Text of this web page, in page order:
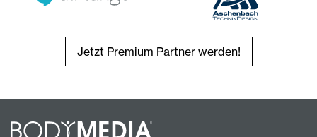
Jetzt Premium Partner werden!